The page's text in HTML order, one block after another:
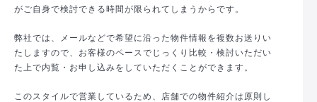
がご自身で検討できる時間が限られてしまうからです。
弊社では、メールなどで希望に沿った物件情報を複数お送りい
たしますので、お客様のペースでじっくり比較・検討いただい
た上で内覧・お申し込みをしていただくことができます。
このスタイルで営業しているため、店舗での物件紹介は原則し